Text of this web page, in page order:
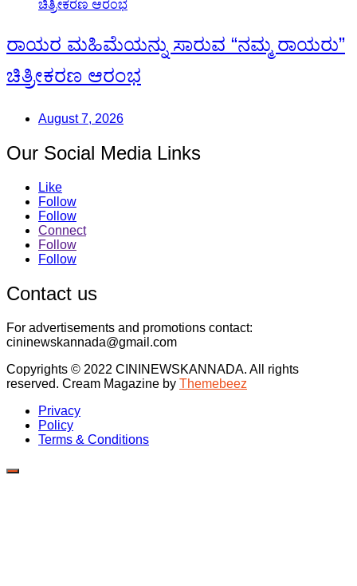
ರಾಯರ ಮಹಿಮೆಯನ್ನು ಸಾರುವ “ನಮ್ಮ ರಾಯರು”
ಚಿತ್ರೀಕರಣ ಆರಂಭ
August 7, 2026
Our Social Media Links
Like
Follow
Follow
Connect
Follow
Follow
Contact us
For advertisements and promotions contact:
cininewskannada@gmail.com
Copyrights © 2022 CININEWSKANNADA. All rights
reserved. Cream Magazine by Themebeez
Privacy
Policy
Terms & Conditions